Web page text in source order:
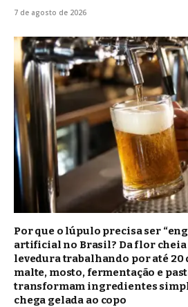
7 de agosto de 2026
Por que o lúpulo precisa ser
artificial no Brasil? Da flor
levedura trabalhando por até 20
malte, mosto, fermentação e
transformam ingredientes
chega gelada ao copo